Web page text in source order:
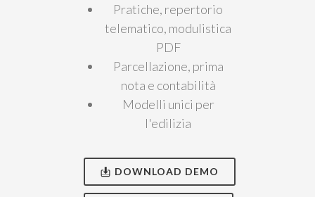
Pratiche, repertorio
telematico, modulistica
PDF
Parcellazione, prima
nota e contabilità
Modelli unici per
l'edilizia
DOWNLOAD DEMO